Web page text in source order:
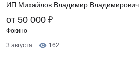
ИП Михайлов Владимир Владимирович
от 50 000 ₽
Фокино
3 августа
162